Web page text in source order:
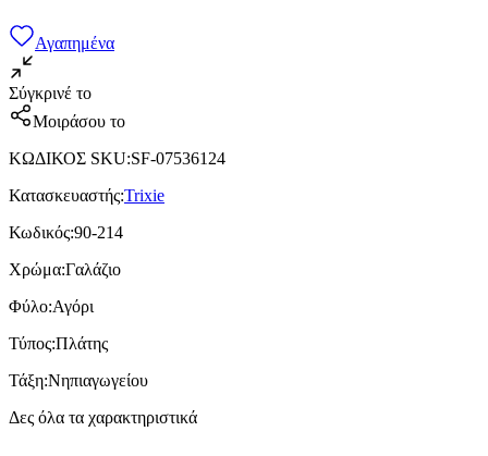
Αγαπημένα
Σύγκρινέ το
Μοιράσου το
ΚΩΔΙΚΟΣ SKU:SF-07536124
Κατασκευαστής:Trixie
Κωδικός:90-214
Χρώμα:Γαλάζιο
Φύλο:Αγόρι
Τύπος:Πλάτης
Τάξη:Νηπιαγωγείου
Δες όλα τα χαρακτηριστικά